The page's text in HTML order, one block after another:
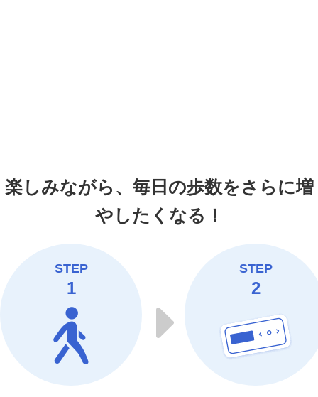
楽しみながら、 毎日の歩数をさらに増
やしたくなる！
STEP
1
STEP
2